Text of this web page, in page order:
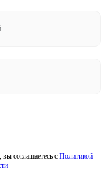
соглашаетесь с Политикой